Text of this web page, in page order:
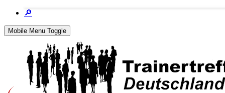
🔎
Mobile Menu Toggle